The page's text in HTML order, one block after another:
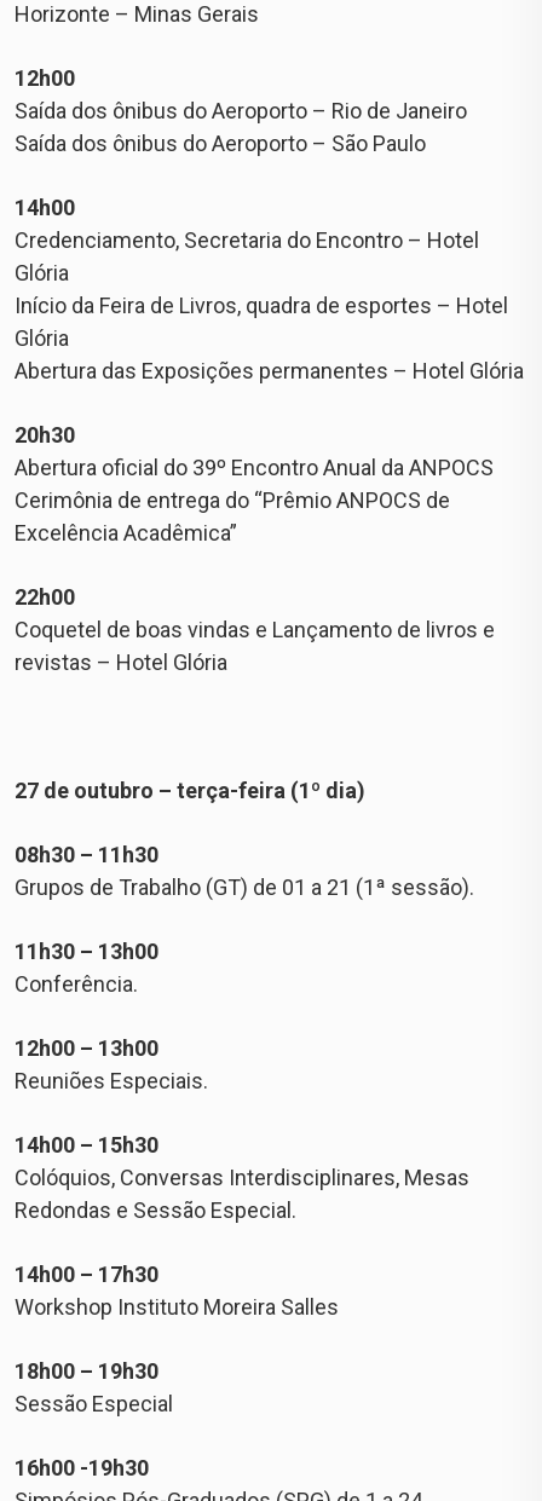
Horizonte – Minas Gerais
12h00
Saída dos ônibus do Aeroporto – Rio de Janeiro
Saída dos ônibus do Aeroporto – São Paulo
14h00
Credenciamento, Secretaria do Encontro – Hotel
Glória
Início da Feira de Livros, quadra de esportes – Hotel
Glória
Abertura das Exposições permanentes – Hotel Glória
20h30
Abertura oficial do 39º Encontro Anual da ANPOCS
Cerimônia de entrega do “Prêmio ANPOCS de
Excelência Acadêmica”
22h00
Coquetel de boas vindas e Lançamento de livros e
revistas – Hotel Glória
27 de outubro – terça-feira (1º dia)
08h30 – 11h30
Grupos de Trabalho (GT) de 01 a 21 (1ª sessão).
11h30 – 13h00
Conferência.
12h00 – 13h00
Reuniões Especiais.
14h00 – 15h30
Colóquios, Conversas Interdisciplinares, Mesas
Redondas e Sessão Especial.
14h00 – 17h30
Workshop Instituto Moreira Salles
18h00 – 19h30
Sessão Especial
16h00 -19h30